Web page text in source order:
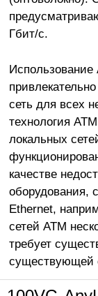
Гбит/с.
Использование
сеть для всех
технология
локальных
качестве
оборудования,
Ethernet,
сетей АТМ
требует
существующей